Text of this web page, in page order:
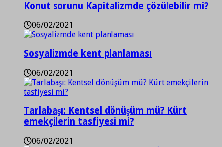
Konut sorunu Kapitalizmde çözülebilir mi?
06/02/2021
Sosyalizmde kent planlaması
06/02/2021
Tarlabaşı: Kentsel dönüşüm mü? Kürt
emekçilerin tasfiyesi mi?
06/02/2021